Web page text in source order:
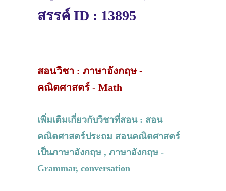
สรรค์ ID : 13895
สอนวิชา : ภาษาอังกฤษ -
คณิตศาสตร์ - Math
เพิ่มเติมเกี่ยวกับวิชาที่สอน : สอน
คณิตศาสตร์ประถม สอนคณิตศาสตร์
เป็นภาษาอังกฤษ , ภาษาอังกฤษ -
Grammar, conversation